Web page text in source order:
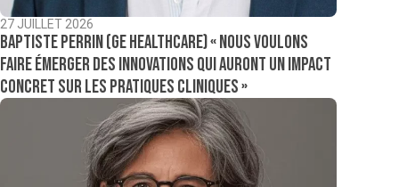
27 JUILLET 2026
Baptiste Perrin (GE Healthcare) « Nous voulons
faire émerger des innovations qui auront un impact
concret sur les pratiques cliniques »